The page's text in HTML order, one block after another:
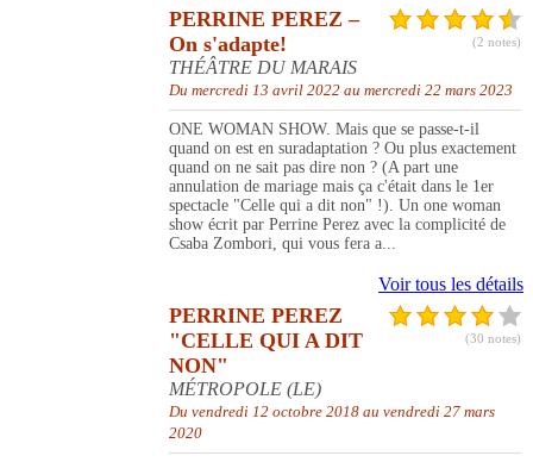
(2 notes)
PERRINE PEREZ –
On s'adapte!
THÉÂTRE DU MARAIS
Du mercredi 13 avril 2022 au mercredi 22 mars 2023
ONE WOMAN SHOW. Mais que se passe-t-il
quand on est en suradaptation ? Ou plus exactement
quand on ne sait pas dire non ? (A part une
annulation de mariage mais ça c'était dans le 1er
spectacle "Celle qui a dit non" !). Un one woman
show écrit par Perrine Perez avec la complicité de
Csaba Zombori, qui vous fera a...
Voir tous les détails
(30 notes)
PERRINE PEREZ
"CELLE QUI A DIT
NON"
MÉTROPOLE (LE)
Du vendredi 12 octobre 2018 au vendredi 27 mars
2020